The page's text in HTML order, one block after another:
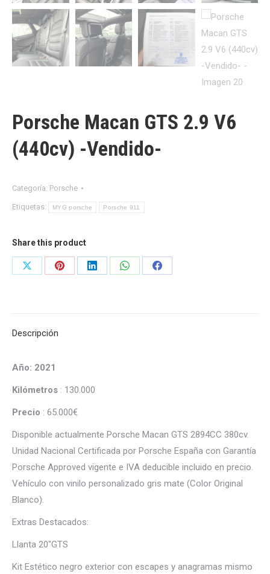
Porsche Macan GTS 2.9 V6
(440cv) -Vendido-
Categoría: Porsche
Etiquetas: MYG porsche Porsche 911
Share this product
Share
Share
Share
Share
Share
Descripción
Año: 2021
Kilómetros : 130.000
Precio : 65.000€
Disponible actualmente Porsche Macan GTS 2894CC 380cv.
Unidad Nacional Certificada por Porsche España con Garantía
Porsche Approved vigente e IVA deducible incluido en precio.
Vehículo con vinilo personalizado gris mate (Color Original
Blanco).
Extras Destacados:
Llanta 20″GTS
Kit Estético negro exterior con escapes y anagramas mismo